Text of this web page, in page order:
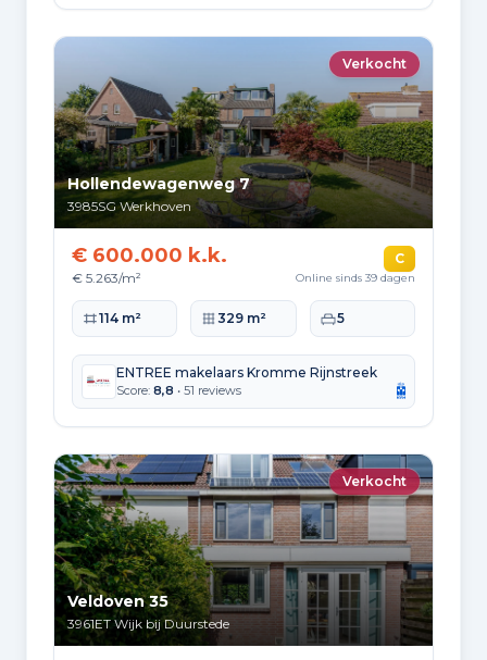
Verkocht
Hollendewagenweg 7
3985SG Werkhoven
€ 600.000 k.k.
€ 5.263/m²
C
Online sinds 39 dagen
Woonoppervlakte
114 m² Perceeloppervlakte
329 m² Slaapkamers
5
ENTREE makelaars Kromme Rijnstreek
Score: 8,8 • 51 reviews
Verkocht
Veldoven 35
3961ET Wijk bij Duurstede